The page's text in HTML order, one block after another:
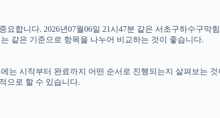
합니다. 2026년07월06일 21시47분 같은 서초구하수구막
같은 기준으로 항목을 나누어 비교하는 것이 좋습니다.
시작부터 완료까지 어떤 순서로 진행되는지 살펴보는 것
으로 할 수 있습니다.